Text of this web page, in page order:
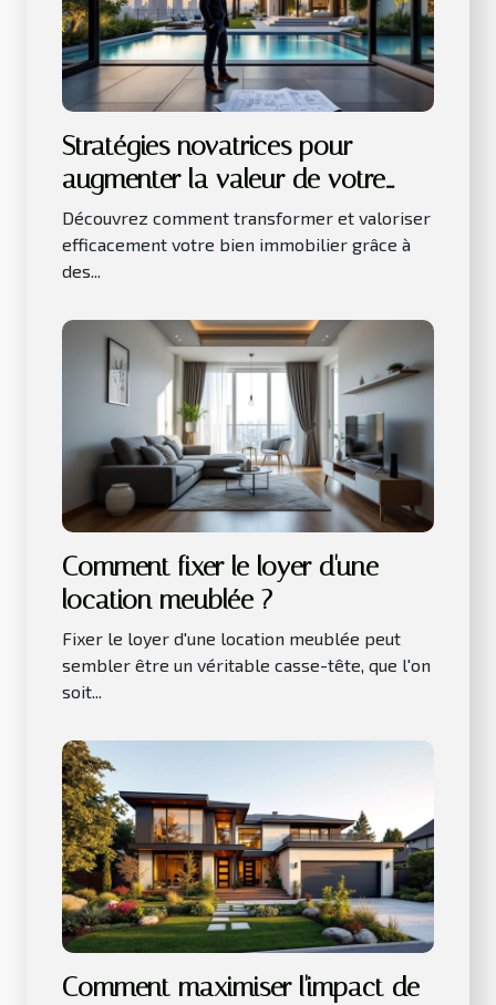
Stratégies novatrices pour
augmenter la valeur de votre
bien immobilier
Découvrez comment transformer et valoriser
efficacement votre bien immobilier grâce à
des...
Comment fixer le loyer d'une
location meublée ?
Fixer le loyer d'une location meublée peut
sembler être un véritable casse-tête, que l'on
soit...
Comment maximiser l'impact de